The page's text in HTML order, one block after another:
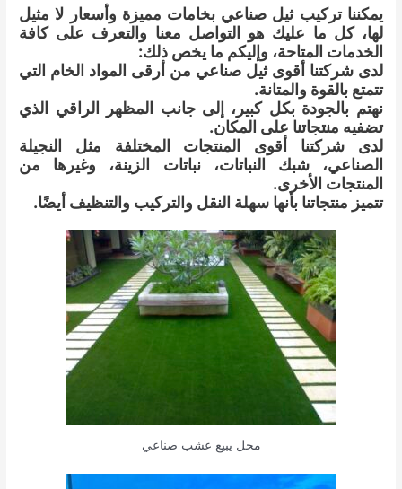
يمكننا تركيب ثيل صناعي بخامات مميزة وأسعار لا مثيل
لها، كل ما عليك هو التواصل معنا والتعرف على كافة
الخدمات المتاحة، وإليكم ما يخص ذلك:
لدى شركتنا أقوى ثيل صناعي من أرقى المواد الخام التي
تتمتع بالقوة والمتانة.
نهتم بالجودة بكل كبير، إلى جانب المظهر الراقي الذي
تضفيه منتجاتنا على المكان.
لدى شركتنا أقوى المنتجات المختلفة مثل النجيلة
الصناعي، شبك النباتات، نباتات الزينة، وغيرها من
المنتجات الأخرى.
تتميز منتجاتنا بأنها سهلة النقل والتركيب والتنظيف أيضًا.
محل يبيع عشب صناعي